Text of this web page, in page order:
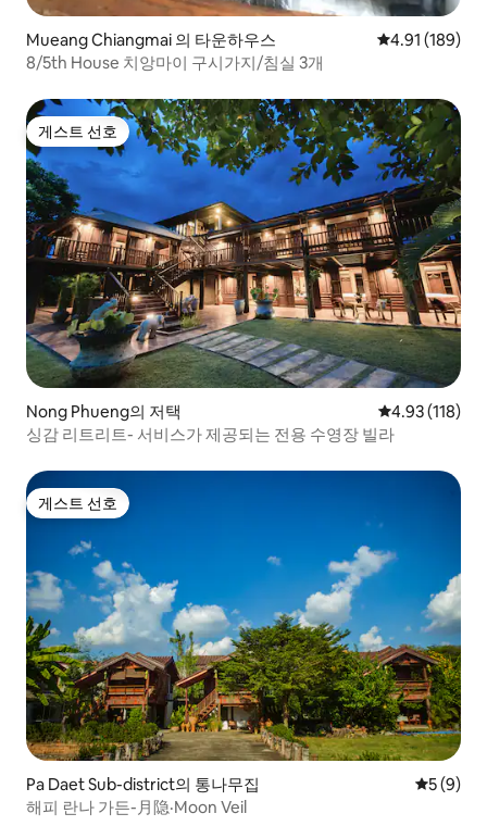
Mueang Chiangmai 의 타운하우스 평점 4.91점(5
4.91 (189)
8/5th House 치앙마이 구시가지/침실 3개
게스트 선호
게스트 선호
Nong Phueng의 저택 평점 4.93점(5
4.93 (118)
싱감 리트리트- 서비스가 제공되는 전용 수영장 빌라
게스트 선호
게스트 선호
Pa Daet Sub-district의 통나무집 평점 5점
5 (9)
해피 란나 가든-月隐·Moon Veil